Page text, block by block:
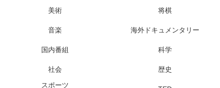
美術 将棋
音楽 海外ドキュメンタリー
国内番組 科学
社会
歴史
スポーツ